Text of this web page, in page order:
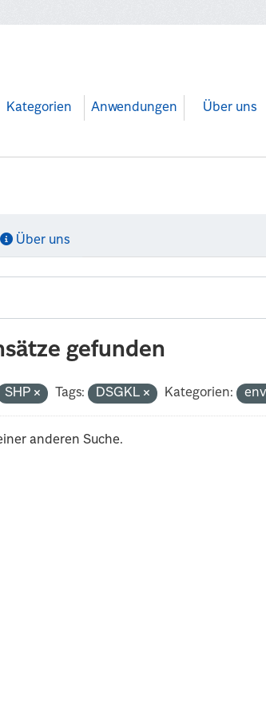
Kategorien Anwendungen Über uns
Über uns
gefunden
SHP Tags: DSGKL Kategorien:
anderen Suche.